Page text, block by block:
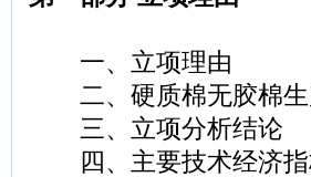
一、立项理由
二、硬质棉无胶棉生
三、立项分析结论
四、主要技术经济指